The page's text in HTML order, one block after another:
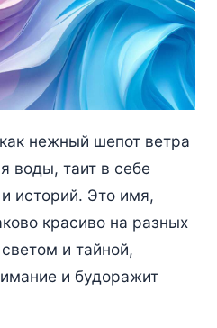
нежный шепот ветра
воды, таит в себе
историй. Это имя,
красиво на разных
и тайной,
и будоражит